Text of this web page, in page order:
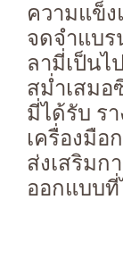
ความแข็ง
จดจำแบร
ลามี่เป็นไ
สม่ำเสมอ
มี่ได้รับ ร
เครื่องมื
ส่งเสริม
ออกแบบที่